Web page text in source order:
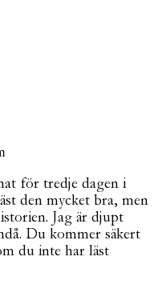
för tredje dagen i
den mycket bra, men
Jag är djupt
Du kommer säkert
du inte har läst